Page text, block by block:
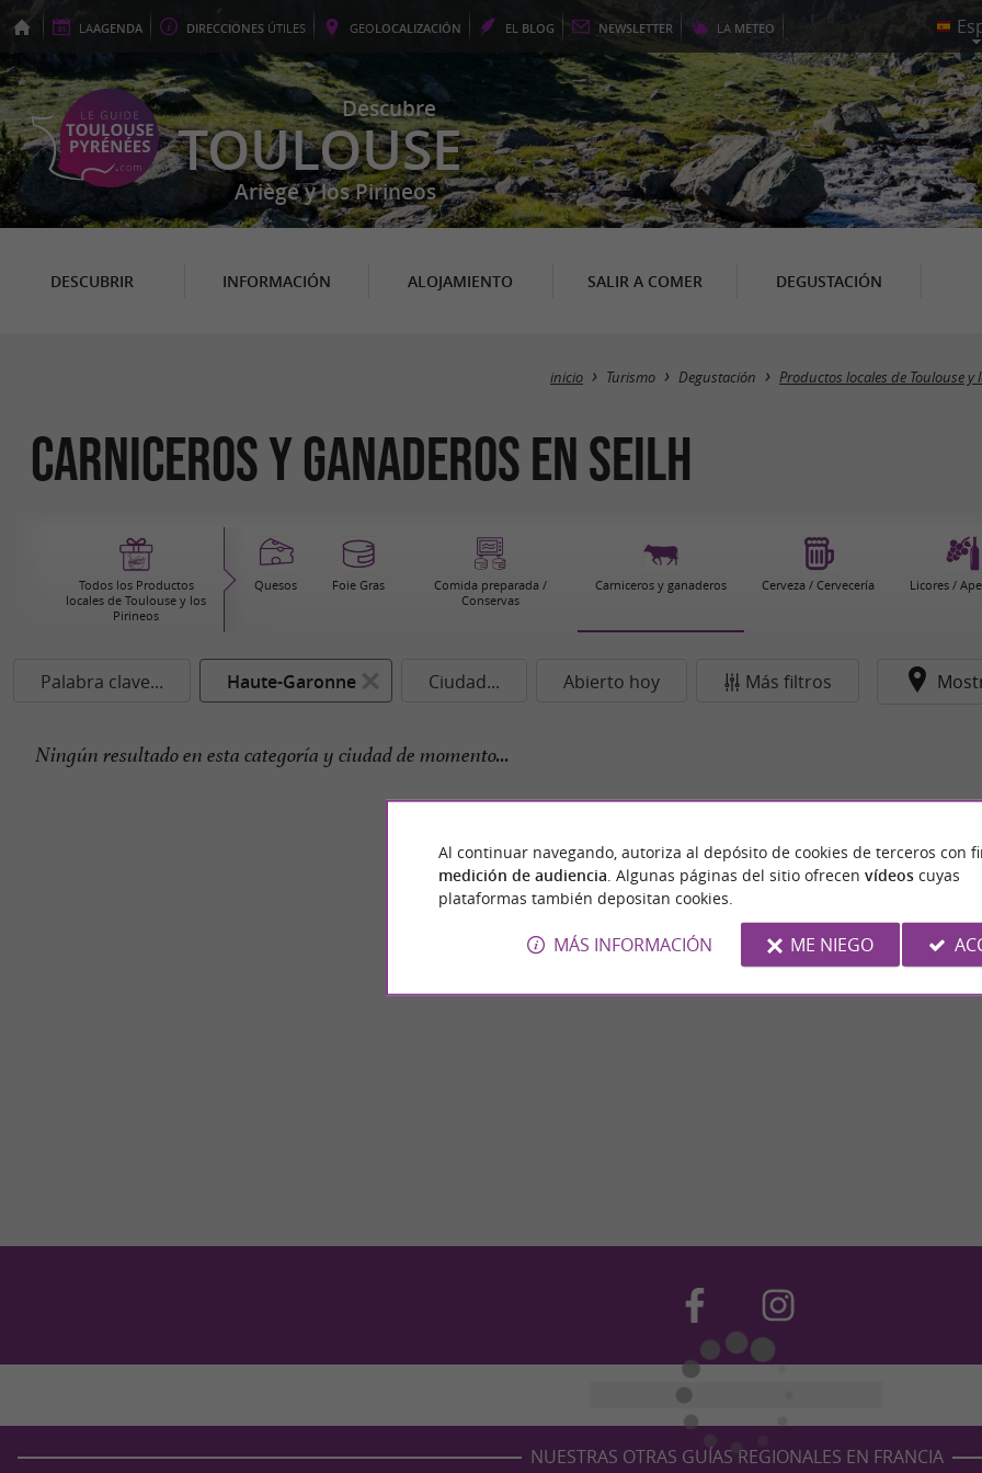
LAAGENDA DIRECCIONES ÚTILES GEOLOCALIZACIÓN EL BLOG NEWSLETTER LA METEO
Descubre
TOULOUSE
Ariège y los Pirineos
DESCUBRIR INFORMACIÓN ALOJAMIENTO SALIR A COMER DEGUSTACIÓN
inicio Turismo Degustación Productos locales de Toulouse y
Carniceros y ganaderos en Seilh
Todos los Productos
locales de Toulouse y los
Pirineos
Quesos Foie Gras
Comida preparada /
Conservas
Carniceros y ganaderos Cerveza / Cervecería Licores /
Palabra clave... Haute-Garonne Ciudad... Abierto hoy Más filtros
Ningún resultado en esta categoría y ciudad de momento...
NUESTRAS OTRAS GUÍAS REGIONALES EN FRANCIA
Al continuar navegando, autoriza al depósito de cookies de terceros con
medición de audiencia . Algunas páginas del sitio ofrecen vídeoscuyas
plataformas también depositan cookies.
MÁS INFORMACIÓN ME NIEGO